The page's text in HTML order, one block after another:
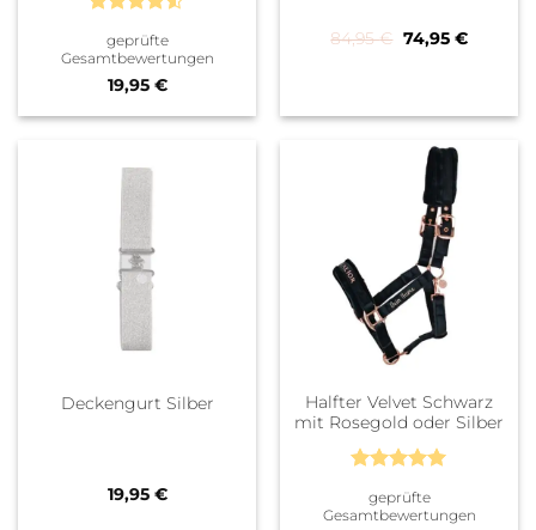
mit4.5
von 5
geprüfte
Gesamtbewertungen
19,95 €
84,95€ Ursprünglicher
74,95 €
Deckengurt Silber
19,95 €
Halfter Velvet Schwarz
mit Rosegold oder Silber
mit5von
5
geprüfte
Gesamtbewertungen